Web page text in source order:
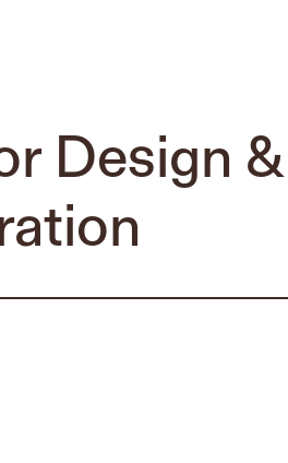
Design &